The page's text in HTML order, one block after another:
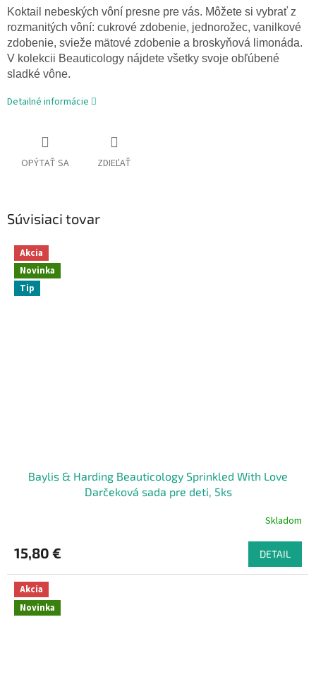
Koktail nebeských vôní presne pre vás. Môžete si vybrať z
rozmanitých vôní: cukrové zdobenie, jednorožec, vanilkové
zdobenie, svieže mätové zdobenie a broskyňová limonáda.
V kolekcii Beauticology nájdete všetky svoje obľúbené
sladké vône.
Detailné informácie
OPÝTAŤ SA ZDIEĽAŤ
Súvisiaci tovar
Akcia
Novinka
Tip
Baylis & Harding Beauticology Sprinkled With Love
Darčeková sada pre deti, 5ks
Skladom
15,80 € DETAIL
Akcia
Novinka